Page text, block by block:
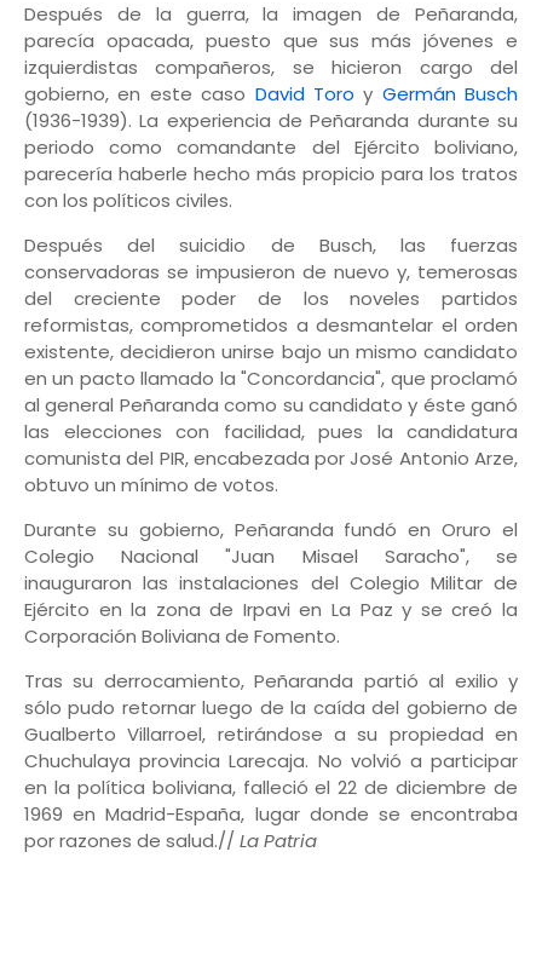
Después de la guerra, la imagen de Peñaranda,
parecía opacada, puesto que sus más jóvenes e
izquierdistas compañeros, se hicieron cargo del
gobierno, en este caso David Toro y Germán Busch
(1936-1939). La experiencia de Peñaranda durante su
periodo como comandante del Ejército boliviano,
parecería haberle hecho más propicio para los tratos
con los políticos civiles.
Después del suicidio de Busch, las fuerzas
conservadoras se impusieron de nuevo y, temerosas
del creciente poder de los noveles partidos
reformistas, comprometidos a desmantelar el orden
existente, decidieron unirse bajo un mismo candidato
en un pacto llamado la "Concordancia", que proclamó
al general Peñaranda como su candidato y éste ganó
las elecciones con facilidad, pues la candidatura
comunista del PIR, encabezada por José Antonio Arze,
obtuvo un mínimo de votos.
Durante su gobierno, Peñaranda fundó en Oruro el
Colegio Nacional "Juan Misael Saracho", se
inauguraron las instalaciones del Colegio Militar de
Ejército en la zona de Irpavi en La Paz y se creó la
Corporación Boliviana de Fomento.
Tras su derrocamiento, Peñaranda partió al exilio y
sólo pudo retornar luego de la caída del gobierno de
Gualberto Villarroel, retirándose a su propiedad en
Chuchulaya provincia Larecaja. No volvió a participar
en la política boliviana, falleció el 22 de diciembre de
1969 en Madrid-España, lugar donde se encontraba
por razones de salud.// La Patria